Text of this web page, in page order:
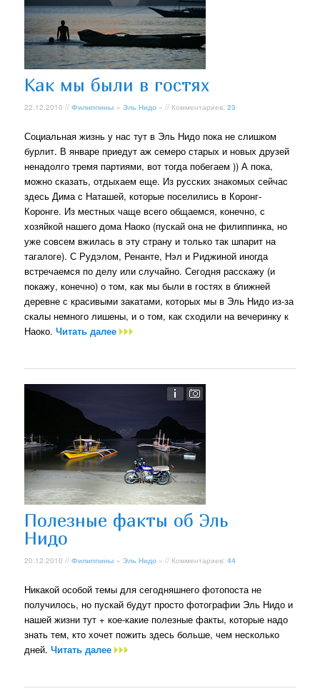
Как мы были в гостях
22.12.2010 //Филиппины »Эль Нидо » // Комментариев:23
Социальная жизнь у нас тут в Эль Нидо пока не слишком
бурлит. В январе приедут аж семеро старых и новых друзей
ненадолго тремя партиями, вот тогда побегаем )) А пока,
можно сказать, отдыхаем еще. Из русских знакомых сейчас
здесь Дима с Наташей, которые поселились в Коронг-
Коронге. Из местных чаще всего общаемся, конечно, с
хозяйкой нашего дома Наоко (пускай она не филиппинка, но
уже совсем вжилась в эту страну и только так шпарит на
тагалоге). С Рудэлом, Ренанте, Нэл и Риджиной иногда
встречаемся по делу или случайно. Сегодня расскажу (и
покажу, конечно) о том, как мы были в гостях в ближней
деревне с красивыми закатами, которых мы в Эль Нидо из-за
скалы немного лишены, и о том, как сходили на вечеринку к
Наоко.Читать далее
Полезные факты об Эль
Нидо
20.12.2010 //Филиппины »Эль Нидо » // Комментариев:44
Никакой особой темы для сегодняшнего фотопоста не
получилось, но пускай будут просто фотографии Эль Нидо и
нашей жизни тут + кое-какие полезные факты, которые надо
знать тем, кто хочет пожить здесь больше, чем несколько
дней.Читать далее